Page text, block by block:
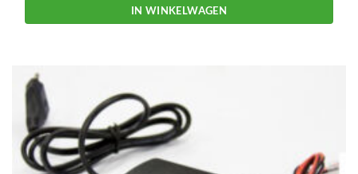
IN WINKELWAGEN